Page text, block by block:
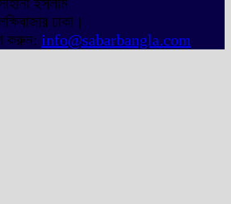
ঢাকা।
করুন: info@sabarbangla.com